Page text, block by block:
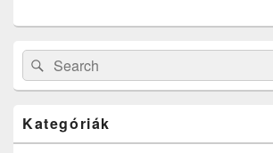
Search
for:
Search
Kategóriák